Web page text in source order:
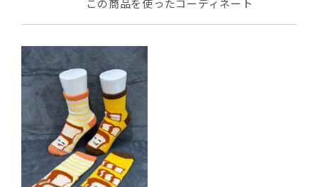
この商品を使ったコーディネート